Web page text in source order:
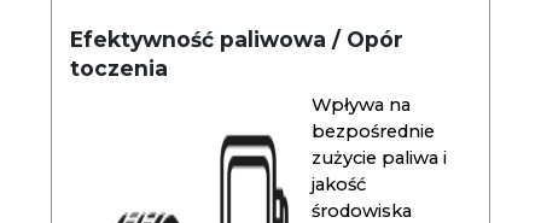
Efektywność paliwowa / Opór
toczenia
Wpływa na
bezpośrednie
zużycie paliwa i
jakość
środowiska